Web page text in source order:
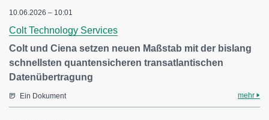
10.06.2026 – 10:01
Colt Technology Services
Colt und Ciena setzen neuen Maßstab mit der bislang
schnellsten quantensicheren transatlantischen
Datenübertragung
Ein Dokument mehr